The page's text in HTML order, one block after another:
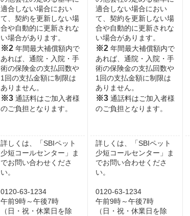
適合しない場合におい
て、契約を更新しない場
合や自動的に更新されな
い場合があります。
※2 年間最大補償額内で
あれば、通院・入院・手
術の保険金の支払回数や
1回の支払金額に制限は
ありません。
※3 通話料はご加入者様
のご負担となります。
詳しくは、「SBIペット
少短コールセンター」ま
でお問い合わせくださ
い。
0120-63-1234
午前9時～午後7時
（日・祝・休業日を除
適合しない場合におい
て、契約を更新しない場
合や自動的に更新されな
い場合があります。
※2 年間最大補償額内で
あれば、通院・入院・手
術の保険金の支払回数や
1回の支払金額に制限は
ありません。
※3 通話料はご加入者様
のご負担となります。
詳しくは、「SBIペット
少短コールセンター」ま
でお問い合わせくださ
い。
0120-63-1234
午前9時～午後7時
（日・祝・休業日を除